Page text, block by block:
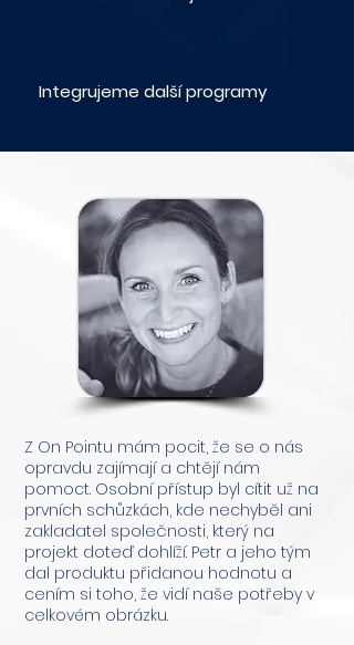
Integrujeme další programy
Z On Pointu mám pocit, že se o nás
opravdu zajímají a chtějí nám
pomoct. Osobní přístup byl cítit už na
prvních schůzkách, kde nechyběl ani
zakladatel společnosti, který na
projekt doteď dohlíží. Petr a jeho tým
dal produktu přidanou hodnotu a
cením si toho, že vidí naše potřeby v
celkovém obrázku.